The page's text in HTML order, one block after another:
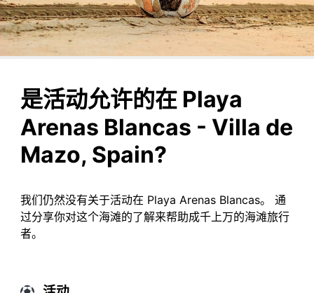
是活动允许的在 Playa
Arenas Blancas - Villa de
Mazo, Spain?
我们仍然没有关于活动在 Playa Arenas Blancas。 通
过分享你对这个海滩的了解来帮助成千上万的海滩旅行
者。